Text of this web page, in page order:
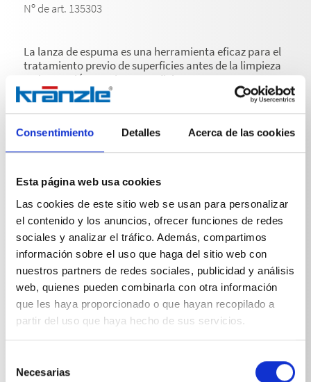
Consentimiento Detalles Acerca de las cookies
Esta página web usa cookies
Las cookies de este sitio web se usan para personalizar
el contenido y los anuncios, ofrecer funciones de redes
sociales y analizar el tráfico. Además, compartimos
información sobre el uso que haga del sitio web con
nuestros partners de redes sociales, publicidad y análisis
web, quienes pueden combinarla con otra información
que les haya proporcionado o que hayan recopilado a
partir del uso que haya hecho de sus servicios.
Necesarias
Nº de art. 135303
La lanza de espuma es una herramienta eficaz para el
tratamiento previo de superficies antes de la limpieza
a alta presión propiamente dicha. Genera una espuma
densa y persistente que permite que el detergente
actúe durante más tiempo y, por lo tanto, con mayor
las partículas de suciedad y facilita
considerablemente la limpieza posterior.Otra ventaja
adaptar con precisión el chorro de espuma a la
aplicación, desde un chorro puntual concentrado para
aplicaciones específicas hasta un chorro en abanico
amplio para la aplicación de espuma en grandes
superficies.La lanza de espuma está equipada con un
robusto depósito de 1 litro para el detergente, lo que
permite un uso ininterrumpido durante un periodo de
tiempo prolongado. Un práctico cierre de rosca
asegura el depósito y evita que se derrame el
detergente.